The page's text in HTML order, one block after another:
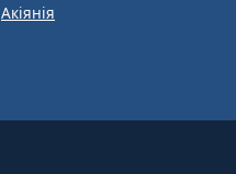
Акіянія